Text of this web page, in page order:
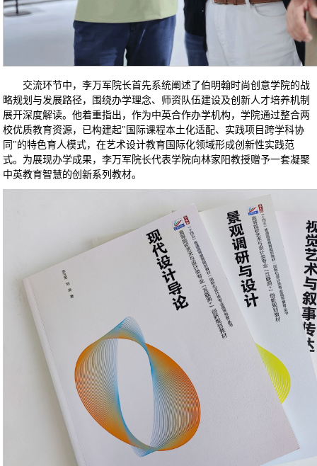
交流环节中，李万军院长首先系统阐述了伯明翰时尚创意学院的战
略规划与发展路径，围绕办学理念、师资队伍建设及创新人才培养机制
展开深度解读。他着重指出，作为中英合作办学机构，学院通过整合两
校优质教育资源，已构建起"国际课程本土化适配、实践项目跨学科协
同"的特色育人模式，在艺术设计教育国际化领域形成创新性实践范
式。为展现办学成果，李万军院长代表学院向林家阳教授赠予一套凝聚
中英教育智慧的创新系列教材。